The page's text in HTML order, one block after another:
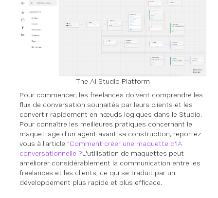
The AI Studio Platform
Pour commencer, les freelances doivent comprendre les
flux de conversation souhaités par leurs clients et les
convertir rapidement en nœuds logiques dans le Studio.
Pour connaître les meilleures pratiques concernant le
maquettage d'un agent avant sa construction, reportez-
vous à l'article "Comment créer une maquette d'IA
conversationnelle ?L'utilisation de maquettes peut
améliorer considérablement la communication entre les
freelances et les clients, ce qui se traduit par un
développement plus rapide et plus efficace.